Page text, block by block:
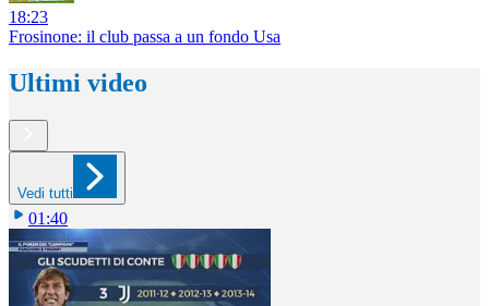
18:23
Frosinone: il club passa a un fondo Usa
Ultimi video
Vedi tutti
01:40